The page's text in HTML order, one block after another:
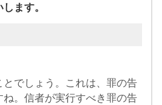
ます。
とでしょう。これは、罪の告
。信者が実行すべき罪の告